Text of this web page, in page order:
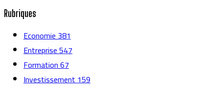
Rubriques
Economie381
Entreprise547
Formation67
Investissement159